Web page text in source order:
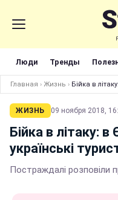
Люди Тренды
Главная › Жизнь › Бійка в
ЖИЗНЬ 09 ноября 2018,
Бійка в літаку: в
українські
Постраждалі розповіли